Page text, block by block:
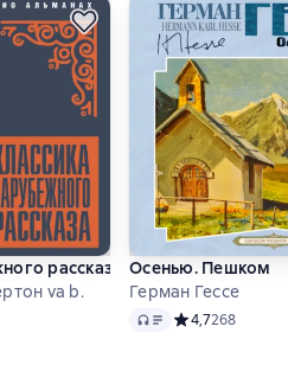
рассказа № 26
va b.
4,6 на основе 16 оценок
Осенью. Пешком
Герман Гессе
Audio Средний
4,7268